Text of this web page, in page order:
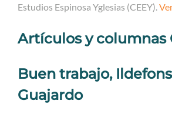
Estudios Espinosa Yglesias (CEEY).
Artículos y columnas
Buen trabajo,
Guajardo